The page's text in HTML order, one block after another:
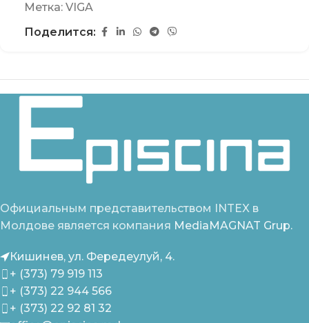
Метка: VIGA
Поделится:
Официальным представительством INTEX в
Молдове является компания MediaMAGNAT Grup.
Кишинев, ул. Фередеулуй, 4.
+ (373) 79 919 113
+ (373) 22 944 566
+ (373) 22 92 81 32